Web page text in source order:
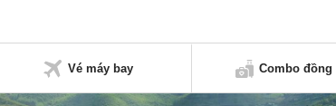
Vé máy bay Combo đồng